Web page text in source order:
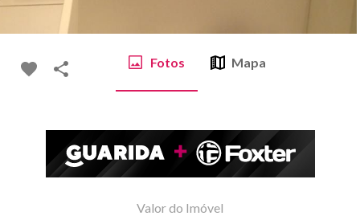
Fotos Mapa
Valor do Imóvel